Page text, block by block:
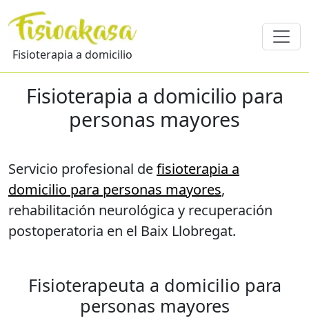
Fisioterapia a domicilio
Fisioterapia a domicilio para
personas mayores
Servicio profesional defisioterapia a
domicilio para personas mayores,
rehabilitación neurológica y recuperación
postoperatoria en el Baix Llobregat.
Fisioterapeuta a domicilio para
personas mayores